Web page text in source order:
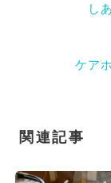
し
ケア
関連記事